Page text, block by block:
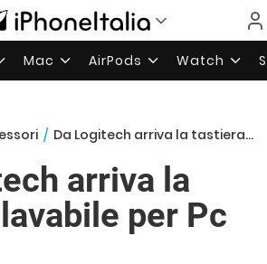
Mac AirPods Watch
/ Da Logitech arriva la tastiera lavabile per Pc e Mac
arriva la
per Pc